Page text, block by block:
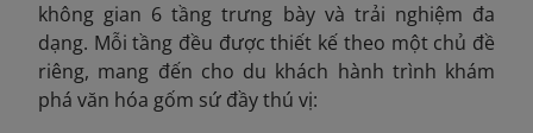
không gian 6 tầng trưng bày và trải nghiệm đa
dạng. Mỗi tầng đều được thiết kế theo một chủ đề
riêng, mang đến cho du khách hành trình khám
phá văn hóa gốm sứ đầy thú vị: